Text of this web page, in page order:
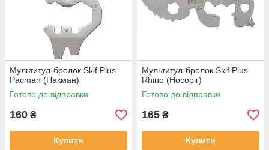
Мультитул-брелок Skif Plus
Pacman (Пакман)
Готово до відправки
160 ₴
Купити
Мультитул-брелок Skif Plus
Rhino (Носоріг)
Готово до відправки
165 ₴
Купити